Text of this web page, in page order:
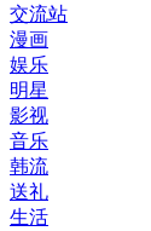
交流站
漫画
娱乐
明星
影视
音乐
韩流
送礼
生活